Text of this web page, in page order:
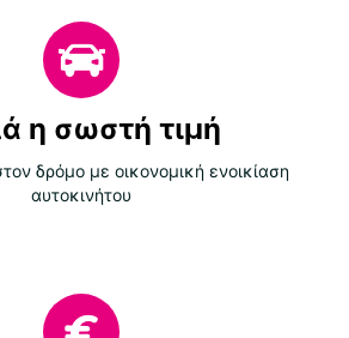
η σωστή τιμή
δρόμο με οικονομική ενοικίαση
αυτοκινήτου